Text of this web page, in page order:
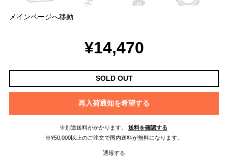
メインページへ移動
¥14,470
SOLD OUT
再入荷通知を希望する
※別途送料がかかります。
送料を確認する
※¥50,000以上のご注文で国内送料が無料になります。
通報する